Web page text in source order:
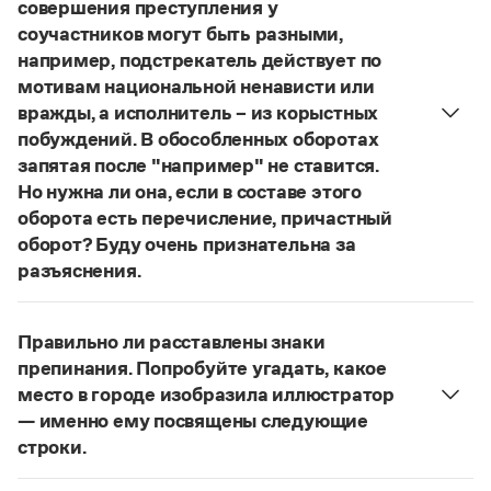
Словари русского языка как государственного
Справочники
Правила русской орфографии и пунктуации
Русский язык. Краткий теоретический курс
для школьников
Письмовник
Справочник по пунктуации
Словарь-справочник трудностей
Справочник по фразеологии
Азбучные истины
Все справочники портала
Журнал
Новости и события
Управление в русском языке
Словарь русских имён
Словарь методических терминов
Правила русской орфографии и пунктуации
(1956)
совершения преступления у
соучастников могут быть разными,
например, подстрекатель действует по
мотивам национальной ненависти или
вражды, а исполнитель – из корыстных
побуждений. В обособленных оборотах
запятая после "например" не ставится.
Но нужна ли она, если в составе этого
оборота есть перечисление, причастный
оборот? Буду очень признательна за
разъяснения.
В § 94«Правил русской орфографии и пунктуации»
слова и сочетания слов, стоящие на границе
частей сложного предложения и относящиеся к
следующему за ними предложению,
не отделяются от него запятой:Послышался
резкий стук, должно быть сорвалась ставня
По этому правилу запятая посленапример
Правильно ли расставлены знаки
препинания. Попробуйте угадать, какое
место в городе изобразила иллюстратор
— именно ему посвящены следующие
строки.
Нужно закрыть запятой придаточную часть: